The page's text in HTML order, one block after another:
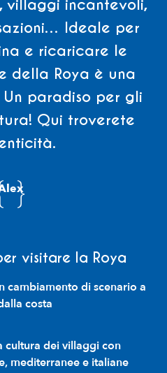
villaggi incantevoli,
Ideale per
e ricaricare le
della Roya è una
paradiso per gli
Qui troverete
visitare la Roya
cambiamento di scenario a
costa
cultura dei villaggi con
mediterranee e italiane